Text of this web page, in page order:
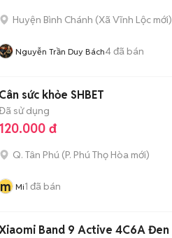
Huyện Bình Chánh (Xã Vĩnh Lộc mới)
Nguyễn Trần Duy Bách4đã bán
Cân sức khỏe SHBET
sử dụng
120.000 đ
Q. Tân Phú (P. Phú Thọ Hòa mới)
m Mi1 đã bán
Band 9 Active 4C6A Đen